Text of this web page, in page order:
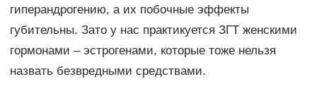
гиперандрогению, а их побочные эффекты
губительны. Зато у нас практикуется ЗГТ женскими
гормонами – эстрогенами, которые тоже нельзя
назвать безвредными средствами.